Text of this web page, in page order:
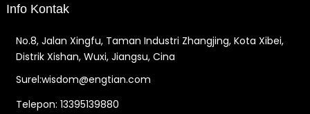
Info Kontak
No.8, Jalan Xingfu, Taman Industri Zhangjing, Kota Xibei,
Distrik Xishan, Wuxi, Jiangsu, Cina
Surel:wisdom@engtian.com
Telepon: 13395139880